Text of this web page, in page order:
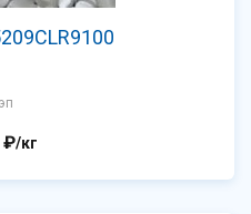
₽/кг